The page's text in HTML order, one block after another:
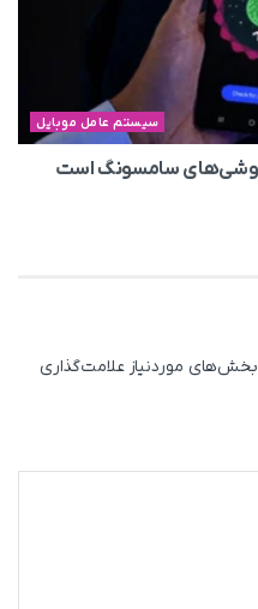
سیستم عامل موبایل
بخش‌های موردنیاز علامت‌گذاری